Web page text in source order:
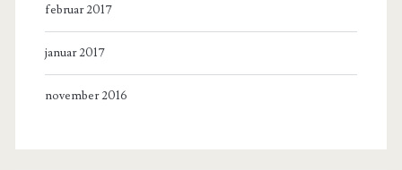
februar 2017
januar 2017
november 2016